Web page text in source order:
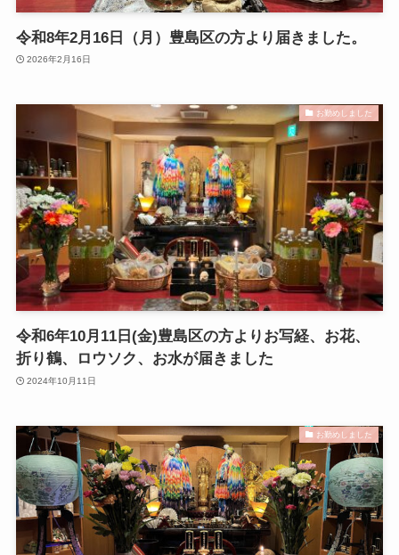
令和8年2月16日（月）豊島区の方より届きました。
2026年2月16日
お勤めしました
令和6年10月11日(金)豊島区の方よりお写経、お花、
折り鶴、ロウソク、お水が届きました
2024年10月11日
お勤めしました